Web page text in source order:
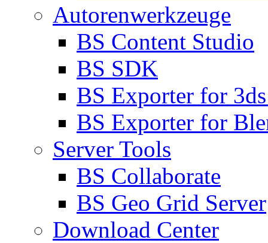
Autorenwerkzeuge
BS Content Studio
BS SDK
BS Exporter for
BS Exporter for
Server Tools
BS Collaborate
BS Geo Grid Server
Download Center